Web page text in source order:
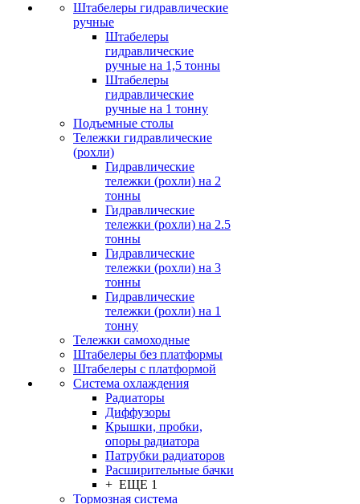
Штабелеры гидравлические
ручные
Штабелеры
гидравлические
ручные на 1,5 тонны
Штабелеры
гидравлические
ручные на 1 тонну
Подъемные столы
Тележки гидравлические
(рохли)
Гидравлические
тележки (рохли) на 2
тонны
Гидравлические
тележки (рохли) на 2.5
тонны
Гидравлические
тележки (рохли) на 3
тонны
Гидравлические
тележки (рохли) на 1
тонну
Тележки самоходные
Штабелеры без платформы
Штабелеры с платформой
Система охлаждения
Радиаторы
Диффузоры
Крышки, пробки,
опоры радиатора
Патрубки радиаторов
Расширительные бачки
+ ЕЩЕ 1
Тормозная система